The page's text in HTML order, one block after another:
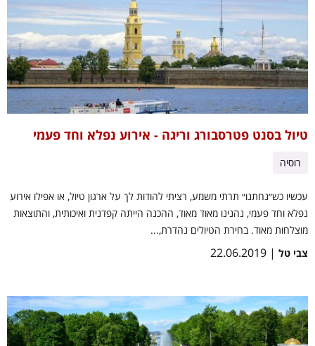
טיול בסנט פטרסבורג וריגה - אירוע נפלא וחד פעמי
רוסיה
עכשיו כש״נחתנו״ תרתי משמע, רציתי להודות לך על ארגון טיול, או אפילו אירוע
נפלא וחד פעמי, נהנינו מאוד מאוד, ההכנה הייתה קפדנית ואיכותית, והתוצאות
מוצלחות מאוד. בחירת הטיולים נהדרת,...
צבי טל | 22.06.2019